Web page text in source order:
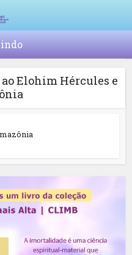
ao Elohim Hércules e